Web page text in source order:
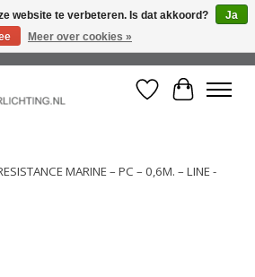
in Nederland! Opzoek naar vrijblijvend
Verlanglijst
MARINE – PC – 0,6M. – LINE -
website te verbeteren. Is dat akkoord?
Ja
Meer over cookies »